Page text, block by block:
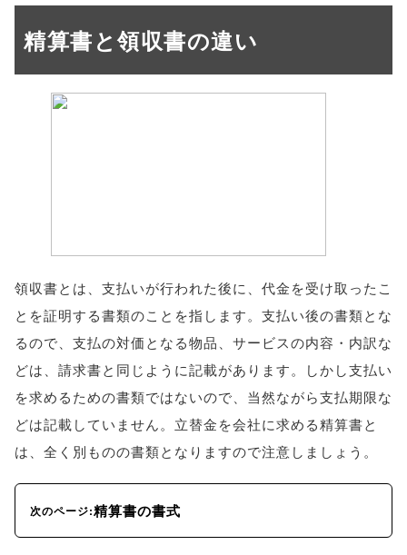
精算書と領収書の違い
領収書とは、支払いが行われた後に、代金を受け取ったこ
とを証明する書類のことを指します。支払い後の書類とな
るので、支払の対価となる物品、サービスの内容・内訳な
どは、請求書と同じように記載があります。しかし支払い
を求めるための書類ではないので、当然ながら支払期限な
どは記載していません。立替金を会社に求める精算書と
は、全く別ものの書類となりますので注意しましょう。
次のページ:精算書の書式